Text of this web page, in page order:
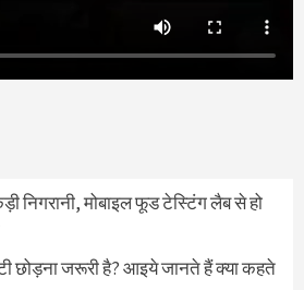
निगरानी, मोबाइल फूड टेस्टिंग लैब से हो
छोड़ना जरूरी है? आइये जानते हैं क्या कहते